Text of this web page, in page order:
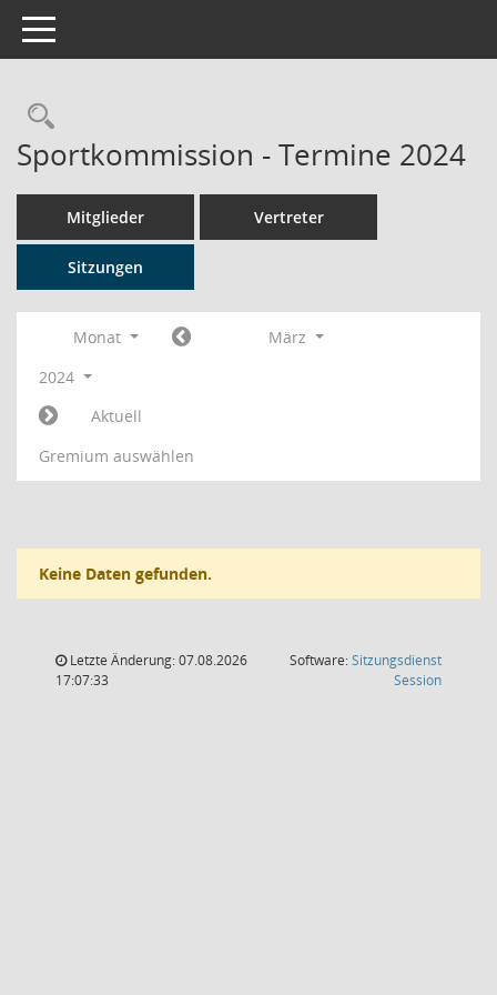
Toggle navigation
Rechercheauswahl
Sportkommission - Termine 2024
Mitglieder Vertreter
Sitzungen
Monat
März
2024
Aktuell
Gremium auswählen
Keine Daten gefunden.
Letzte Änderung: 07.08.2026
17:07:33
Software:Sitzungsdienst
Session(Wird in